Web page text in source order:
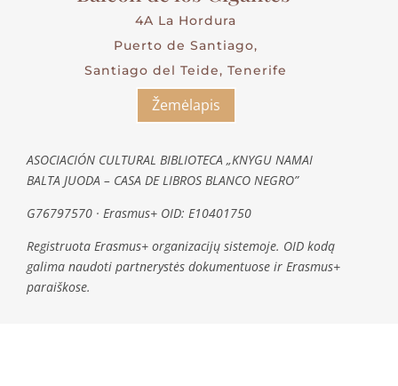
4A La Hordura
Puerto de Santiago,
Santiago del Teide, Tenerife
Žemėlapis
ASOCIACIÓN CULTURAL BIBLIOTECA „KNYGU NAMAI
BALTA JUODA – CASA DE LIBROS BLANCO NEGRO”
G76797570 · Erasmus+ OID: E10401750
Registruota Erasmus+ organizacijų sistemoje. OID kodą
galima naudoti partnerystės dokumentuose ir Erasmus+
paraiškose.